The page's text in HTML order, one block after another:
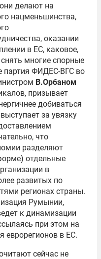
делают на
нацменьшинства,
оказании
в ЕС, каковое,
многие спорные
партия ФИДЕС-ВГС во
В.Орбаном
призывает
добиваться
за увязку
что
разделяют
отдельные
в
развитых по
регионах страны.
Румынии,
к динамизации
при этом на
еврорегионов в ЕС.
сейчас не